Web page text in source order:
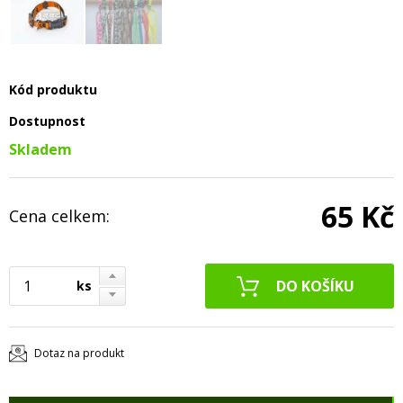
Kód produktu
Dostupnost
Skladem
Cena celkem: 65 Kč
ks
Dotaz na produkt